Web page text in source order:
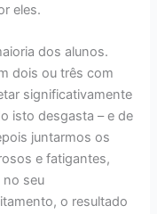
eles.
dos alunos.
dois ou três com
significativamente
isto desgasta – e de
juntarmos os
e fatigantes,
no seu
o resultado